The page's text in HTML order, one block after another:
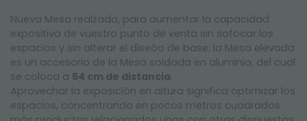
Nueva Mesa realzada, para aumentar la capacidad
expositiva de vuestro punto de venta sin sofocar los
espacios y sin alterar el diseòo de base: la Mesa elevada
es un accesorio de la Mesa soldada en aluminio, del cual
se coloca a 54 cm de distancia.
Aprovechar la exposición en altura significa optimizar los
espacios, concentrando en pocos metros cuadrados